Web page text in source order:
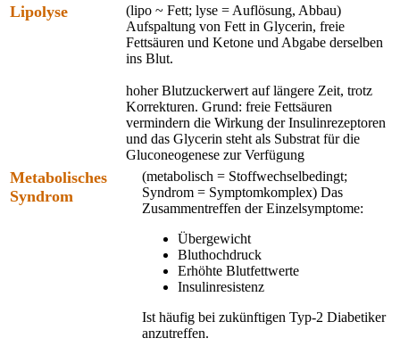
Lipolyse
(lipo ~ Fett; lyse = Auflösung, Abbau)
Aufspaltung von Fett in Glycerin, freie
Fettsäuren und Ketone und Abgabe derselben
ins Blut.
hoher Blutzuckerwert auf längere Zeit, trotz
Korrekturen. Grund: freie Fettsäuren
vermindern die Wirkung der Insulinrezeptoren
und das Glycerin steht als Substrat für die
Gluconeogenese zur Verfügung
Metabolisches
Syndrom
(metabolisch = Stoffwechselbedingt;
Syndrom = Symptomkomplex) Das
Zusammentreffen der Einzelsymptome:
Übergewicht
Bluthochdruck
Erhöhte Blutfettwerte
Insulinresistenz
Ist häufig bei zukünftigen Typ-2 Diabetiker
anzutreffen.